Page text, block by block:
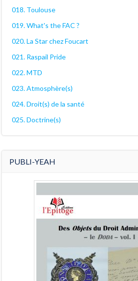
018. Toulouse
019. What's the FAC ?
020. La Star chez Foucart
021. Raspail Pride
022. MTD
023. Atmosphère(s)
024. Droit(s) de la santé
025. Doctrine(s)
PUBLI-YEAH